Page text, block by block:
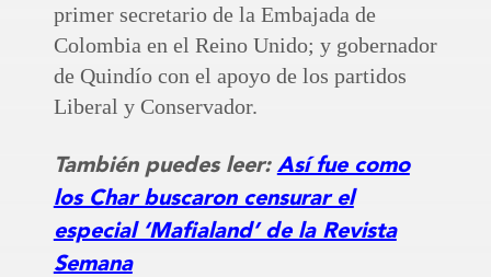
primer secretario de la Embajada de
Colombia en el Reino Unido; y gobernador
de Quindío con el apoyo de los partidos
Liberal y Conservador.
También puedes leer: Así fue como
los Char buscaron censurar el
especial ‘Mafialand’ de la Revista
Semana